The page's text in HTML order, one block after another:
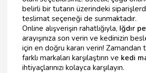
belirli bir tutarın üzerindeki
teslimat seçeneği de sunmaktadır.
Online alışverişin rahatlığıyla, Iğdır
arayışınıza son verin ve kedinizin
için en doğru kararı verin! Zamandan
farklı markaları karşılaştırın ve kedi
ihtiyaçlarınızı kolayca karşılayın.